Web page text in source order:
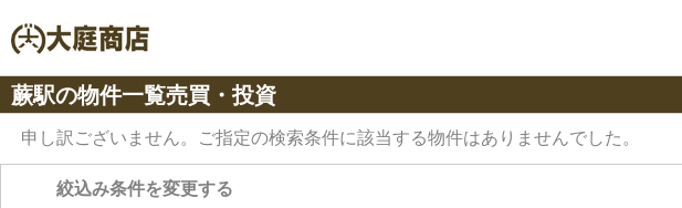
蕨駅の物件一覧売買・投資
申し訳ございません。ご指定の検索条件に該当する物件はありませんでした。
絞込み条件を変更する